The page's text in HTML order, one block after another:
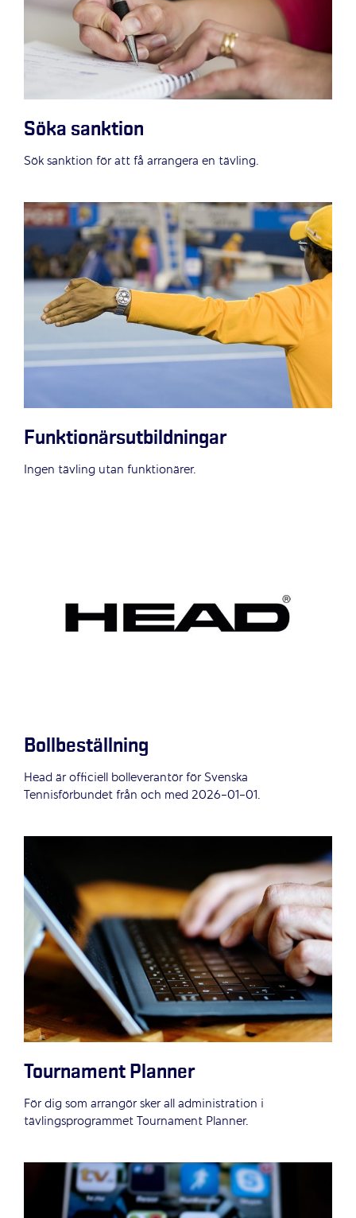
Söka sanktion
Sök sanktion för att få arrangera en tävling.
Funktionärsutbildningar
Ingen tävling utan funktionärer.
Bollbeställning
Head är officiell bolleverantör för Svenska
Tennisförbundet från och med 2026-01-01.
Tournament Planner
För dig som arrangör sker all administration i
tävlingsprogrammet Tournament Planner.